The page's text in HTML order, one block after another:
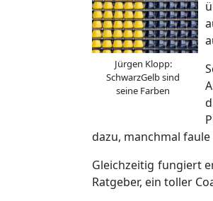
Jürgen Klopp:
SchwarzGelb sind
seine Farben
dazu, manchmal
Gleichzeitig fungiert
Ratgeber, ein toller